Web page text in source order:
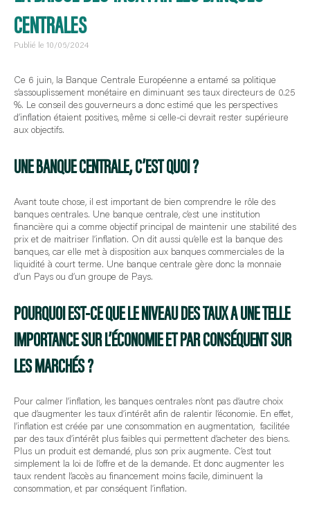
CENTRALES
Publié le 10/06/2024
Ce 6 juin, la Banque Centrale Européenne a entamé sa politique
s’assouplissement monétaire en diminuant ses taux directeurs de 0.25
%. Le conseil des gouverneurs a donc estimé que les perspectives
d’inflation étaient positives, même si celle-ci devrait rester supérieure
aux objectifs.
UNE BANQUE CENTRALE, C’EST QUOI ?
Avant toute chose, il est important de bien comprendre le rôle des
banques centrales. Une banque centrale, c’est une institution
financière qui a comme objectif principal de maintenir une stabilité des
prix et de maitriser l’inflation. On dit aussi qu’elle est la banque des
banques, car elle met à disposition aux banques commerciales de la
liquidité à court terme. Une banque centrale gère donc la monnaie
d’un Pays ou d’un groupe de Pays.
POURQUOI EST-CE QUE LE NIVEAU DES TAUX A UNE TELLE
IMPORTANCE SUR L’ÉCONOMIE ET PAR CONSÉQUENT SUR
LES MARCHÉS ?
Pour calmer l’inflation, les banques centrales n’ont pas d’autre choix
que d’augmenter les taux d’intérêt afin de ralentir l’économie. En effet,
l’inflation est créée par une consommation en augmentation, facilitée
par des taux d’intérêt plus faibles qui permettent d’acheter des biens.
Plus un produit est demandé, plus son prix augmente. C’est tout
simplement la loi de l’offre et de la demande. Et donc augmenter les
taux rendent l’accès au financement moins facile, diminuent la
consommation, et par conséquent l’inflation.